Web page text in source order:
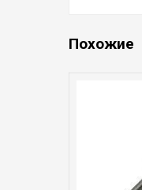
Похожие